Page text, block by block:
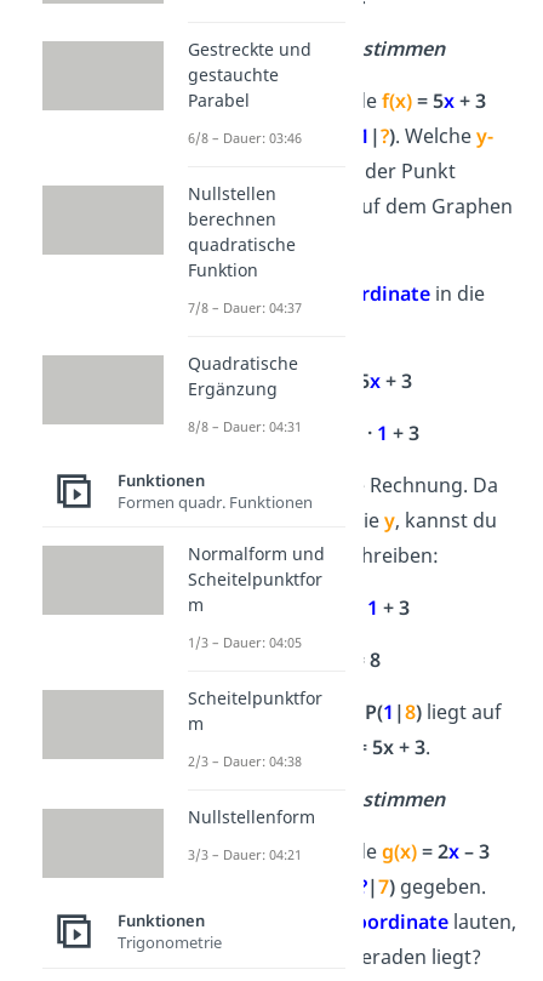
y – Koordinate bestimmen
Du hast die Geradef(x)= 5x+ 3
und den Punkt
1 |?). Welchey-
muss der Punkt
haben, damit er auf dem Graphen
liegt?
x-Koordinate in die
= 5x+ 3
= 5 · 1 +3
2.
die Rechnung. Da
dasselbe ist wiey, kannst du
es direkt so aufschreiben:
1 +3
= 8
Fertig!Der Punkt P(1 |8) liegt auf
f(x) = 5x + 3.
x – Koordinate bestimmen
Du hast die Geradeg(x)= 2x– 3
?|7) gegeben.
Wie muss die
x-Koordinate lauten,
damit P auf der Geraden liegt?
Gestreckte und
gestauchte
Parabel
6/8 – Dauer: 03:46
Nullstellen
berechnen
quadratische
Funktion
7/8 – Dauer: 04:37
Quadratische
Ergänzung
8/8 – Dauer: 04:31
Funktionen
Formen quadr. Funktionen
Normalform und
Scheitelpunktfor
m
1/3 – Dauer: 04:05
Scheitelpunktfor
m
2/3 – Dauer: 04:38
Nullstellenform
3/3 – Dauer: 04:21
Funktionen
Trigonometrie